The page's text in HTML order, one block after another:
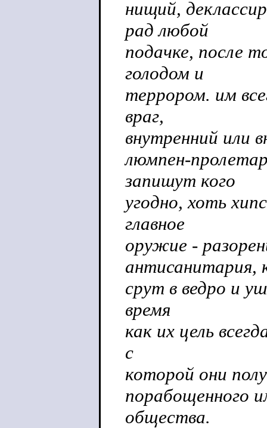
нищий,
рад любой
подачке, после
голодом и
террором. им
враг,
внутренний или
люмпен-
запишут кого
угодно, хоть
главное
оружие -
антисанитария,
срут в ведро и
время
как их цель
с
которой они
порабощенного
общества.